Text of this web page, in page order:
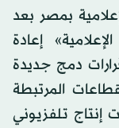
بمصر بعد
إعادة
دمج جديدة
في القطاعات المرتبطة
إنتاج تلفزيوني